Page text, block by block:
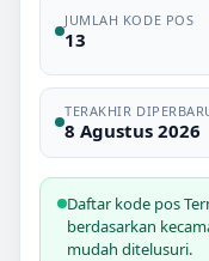
JUMLAH KODE POS
13
TERAKHIR
8 Agustus 2026
Daftar kode pos
berdasarkan
mudah ditelusuri.